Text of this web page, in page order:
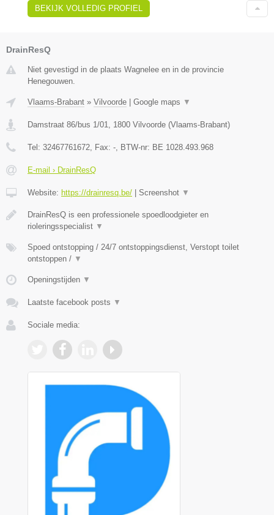
BEKIJK VOLLEDIG PROFIEL
DrainResQ
Niet gevestigd in de plaats Wagnelee en in de provincie
Henegouwen.
Vlaams-Brabant » Vilvoorde | Google maps ▼
Damstraat 86/bus 1/01 1800 Vilvoorde (Vlaams-Brabant)
Tel: 32467761672 , Fax: - , BTW-nr: BE 1028.493.968
E-mail › DrainResQ
Website: https://drainresq.be/ | Screenshot ▼
DrainResQ is een professionele spoedloodgieter en
rioleringsspecialist ▼
Spoed ontstopping / 24/7 ontstoppingsdienst, Verstopt toilet
ontstoppen / ▼
Openingstijden ▼
Laatste facebook posts ▼
Sociale media: